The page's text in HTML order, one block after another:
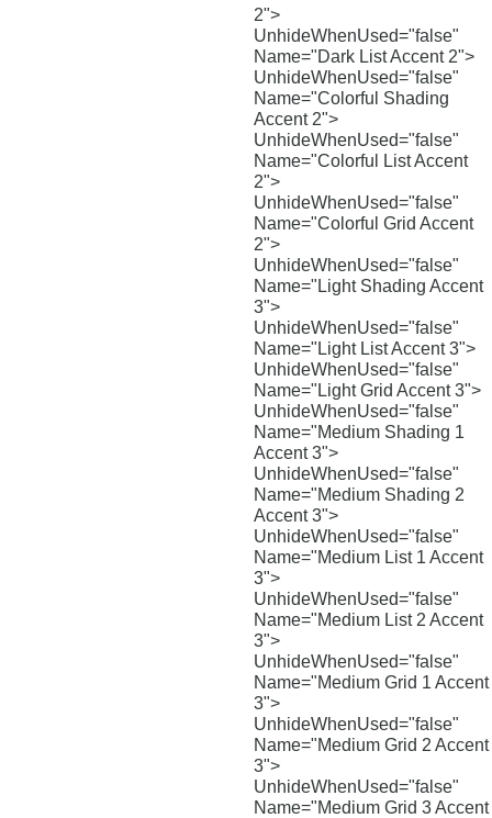
2">
UnhideWhenUsed="false"
Name="Dark List Accent 2">
UnhideWhenUsed="false"
Name="Colorful Shading
Accent 2">
UnhideWhenUsed="false"
Name="Colorful List Accent
2">
UnhideWhenUsed="false"
Name="Colorful Grid Accent
2">
UnhideWhenUsed="false"
Name="Light Shading Accent
3">
UnhideWhenUsed="false"
Name="Light List Accent 3">
UnhideWhenUsed="false"
Name="Light Grid Accent 3">
UnhideWhenUsed="false"
Name="Medium Shading 1
Accent 3">
UnhideWhenUsed="false"
Name="Medium Shading 2
Accent 3">
UnhideWhenUsed="false"
Name="Medium List 1 Accent
3">
UnhideWhenUsed="false"
Name="Medium List 2 Accent
3">
UnhideWhenUsed="false"
Name="Medium Grid 1 Accent
3">
UnhideWhenUsed="false"
Name="Medium Grid 2 Accent
3">
UnhideWhenUsed="false"
Name="Medium Grid 3 Accent